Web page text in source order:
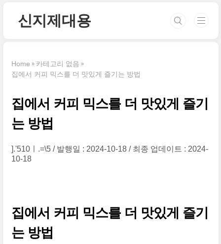
신지제대용
Home
카테고리 없음
집에서 커피 믹스를 더 맛있게 즐기는 방법
집에서 커피 믹스를 더 맛있게 즐기
는 방법
].'510ㅣ.=\5 발행일 : 2024-10-18
최종 업데이트 : 2024-
10-18
집에서 커피 믹스를 더 맛있게 즐기
는 방법